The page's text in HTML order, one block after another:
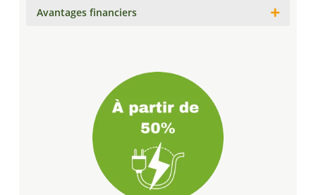
Avantages financiers